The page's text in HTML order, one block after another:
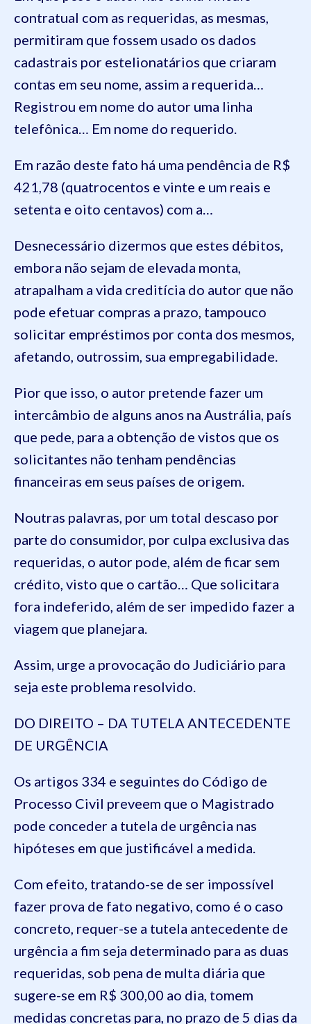
contratual com as requeridas, as mesmas,
permitiram que fossem usado os dados
cadastrais por estelionatários que criaram
contas em seu nome, assim a requerida…
Registrou em nome do autor uma linha
telefônica… Em nome do requerido.
Em razão deste fato há uma pendência de R$
421,78 (quatrocentos e vinte e um reais e
setenta e oito centavos) com a…
Desnecessário dizermos que estes débitos,
embora não sejam de elevada monta,
atrapalham a vida creditícia do autor que não
pode efetuar compras a prazo, tampouco
solicitar empréstimos por conta dos mesmos,
afetando, outrossim, sua empregabilidade.
Pior que isso, o autor pretende fazer um
intercâmbio de alguns anos na Austrália, país
que pede, para a obtenção de vistos que os
solicitantes não tenham pendências
financeiras em seus países de origem.
Noutras palavras, por um total descaso por
parte do consumidor, por culpa exclusiva das
requeridas, o autor pode, além de ficar sem
crédito, visto que o cartão… Que solicitara
fora indeferido, além de ser impedido fazer a
viagem que planejara.
Assim, urge a provocação do Judiciário para
seja este problema resolvido.
DO DIREITO – DA TUTELA ANTECEDENTE
DE URGÊNCIA
Os artigos 334 e seguintes do Código de
Processo Civil preveem que o Magistrado
pode conceder a tutela de urgência nas
hipóteses em que justificável a medida.
Com efeito, tratando-se de ser impossível
fazer prova de fato negativo, como é o caso
concreto, requer-se a tutela antecedente de
urgência a fim seja determinado para as duas
requeridas, sob pena de multa diária que
sugere-se em R$ 300,00 ao dia, tomem
medidas concretas para, no prazo de 5 dias da